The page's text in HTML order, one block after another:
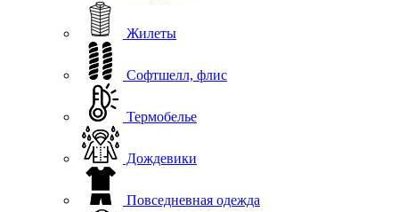
Жилеты
Софтшелл, флис
Термобелье
Дождевики
Повседневная одежда